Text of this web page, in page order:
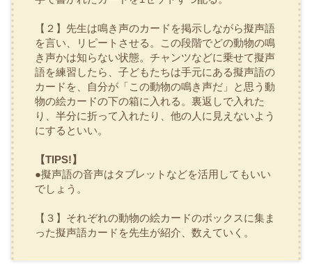
【２】先生は鳴き声のカードを掲示しながら擬声語
を言い、リピートさせる。この段階でどの動物の鳴
き声かは知らない状態。チャンツなどに乗せて擬声
語を練習したら、子どもたちは手元にある擬声語の
カードを、自分が「この動物の鳴き声だ」と思う動
物の絵カードの下の箱に入れる。裏返しで入れた
り、半分に折って入れたり、他の人に見えないよう
にするといい。
【TIPS!】
●擬声語の音声はタブレットなどを活用してもいい
でしょう。
【３】それぞれの動物の絵カードのボックスに集ま
った擬声語カードを先生が紹介、数えていく。